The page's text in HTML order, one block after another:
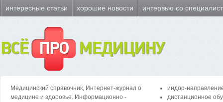
интересные статьи хорошие новости интервью со
ВСЁ ПРО МЕДИЦИНУ
Медицинский справочник, Интернет-журнал о
медицине и здоровье. Информационно -
индор-
дистанционное